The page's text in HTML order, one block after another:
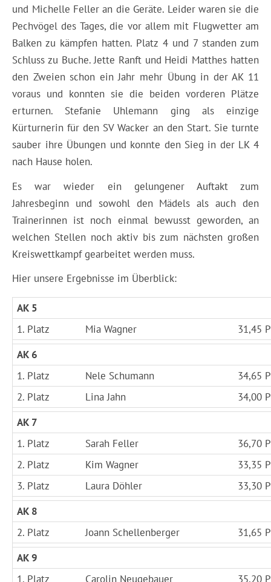
und Michelle Feller an die Geräte. Leider waren sie die
Pechvögel des Tages, die vor allem mit Flugwetter am
Balken zu kämpfen hatten. Platz 4 und 7 standen zum
Schluss zu Buche. Jette Ranft und Heidi Matthes hatten
den Zweien schon ein Jahr mehr Übung in der AK 11
voraus und konnten sie die beiden vorderen Plätze
erturnen. Stefanie Uhlemann ging als einzige
Kürturnerin für den SV Wacker an den Start. Sie turnte
sauber ihre Übungen und konnte den Sieg in der LK 4
nach Hause holen.
Es war wieder ein gelungener Auftakt zum
Jahresbeginn und sowohl den Mädels als auch den
Trainerinnen ist noch einmal bewusst geworden, an
welchen Stellen noch aktiv bis zum nächsten großen
Kreiswettkampf gearbeitet werden muss.
Hier unsere Ergebnisse im Überblick:
AK 5
1. Platz
Mia Wagner
31,45
AK 6
1. Platz
Nele Schumann
34,65
2. Platz
Lina Jahn
34,00
AK 7
1. Platz
Sarah Feller
36,70
2. Platz
Kim Wagner
33,35
3. Platz
Laura Döhler
33,30
AK 8
2. Platz
Joann Schellenberger
31,65
AK 9
1. Platz
Carolin Neugebauer 35,20